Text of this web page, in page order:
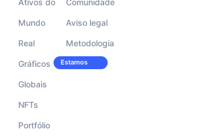
Mundo
Real
Gráficos
Globais
NFTs
Portfólio
Aviso legal
Metodologia
Carreiras
Estamos
contratando!